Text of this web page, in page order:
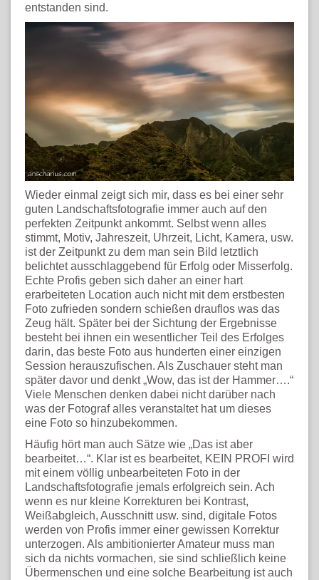
entstanden sind.
Wieder einmal zeigt sich mir, dass es bei einer sehr
guten Landschaftsfotografie immer auch auf den
perfekten Zeitpunkt ankommt. Selbst wenn alles
stimmt, Motiv, Jahreszeit, Uhrzeit, Licht, Kamera, usw.
ist der Zeitpunkt zu dem man sein Bild letztlich
belichtet ausschlaggebend für Erfolg oder Misserfolg.
Echte Profis geben sich daher an einer hart
erarbeiteten Location auch nicht mit dem erstbesten
Foto zufrieden sondern schießen drauflos was das
Zeug hält. Später bei der Sichtung der Ergebnisse
besteht bei ihnen ein wesentlicher Teil des Erfolges
darin, das beste Foto aus hunderten einer einzigen
Session herauszufischen. Als Zuschauer steht man
später davor und denkt „Wow, das ist der Hammer….“
Viele Menschen denken dabei nicht darüber nach
was der Fotograf alles veranstaltet hat um dieses
eine Foto so hinzubekommen.
Häufig hört man auch Sätze wie „Das ist aber
bearbeitet…“. Klar ist es bearbeitet, KEIN PROFI wird
mit einem völlig unbearbeiteten Foto in der
Landschaftsfotografie jemals erfolgreich sein. Ach
wenn es nur kleine Korrekturen bei Kontrast,
Weißabgleich, Ausschnitt usw. sind, digitale Fotos
werden von Profis immer einer gewissen Korrektur
unterzogen. Als ambitionierter Amateur muss man
sich da nichts vormachen, sie sind schließlich keine
Übermenschen und eine solche Bearbeitung ist auch